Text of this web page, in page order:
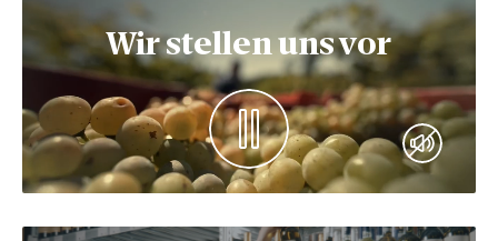
Wir stellen uns vor